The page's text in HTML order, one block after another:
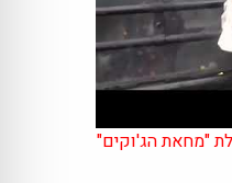
"מחאת הג'וקים"